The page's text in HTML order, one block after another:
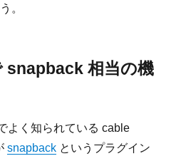
。
snapback 相当の機
よく知られている cable
snapback というプラグイン